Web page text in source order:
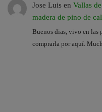
Jose Luis en Vallas
madera de pino de
Buenos dias, vivo en las
comprarla por aquí.